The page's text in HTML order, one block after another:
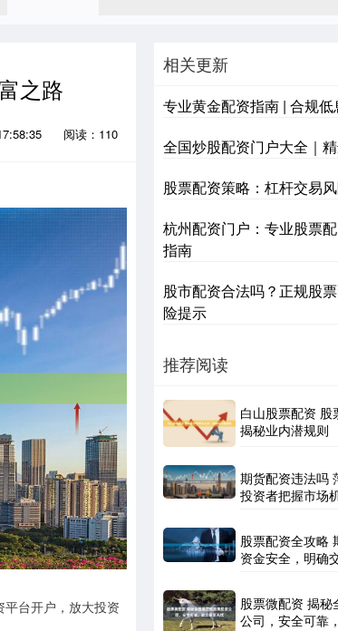
之路
阅读：110
台开户，放大投资
相关更新
专业黄金配资指南 | 合规低
全国炒股配资门户大全｜
股票配资策略：杠杆交易
杭州配资门户：专业股票
指南
股市配资合法吗？正规股
险提示
推荐阅读
白山股票配资 股
揭秘业内潜规则
期货配资违法吗
投资者把握市场
股票配资全攻略
资金安全，明确
股票微配资 揭秘
公司，安全可靠